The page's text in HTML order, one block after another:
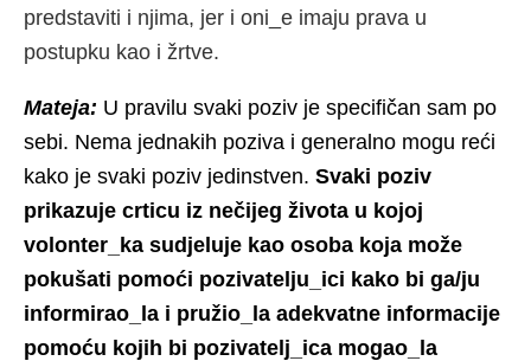
predstaviti i njima, jer i oni_e imaju prava u
postupku kao i žrtve.
Mateja: U pravilu svaki poziv je specifičan sam po
sebi. Nema jednakih poziva i generalno mogu reći
kako je svaki poziv jedinstven. Svaki poziv
prikazuje crticu iz nečijeg života u kojoj
volonter_ka sudjeluje kao osoba koja može
pokušati pomoći pozivatelju_ici kako bi ga/ju
informirao_la i pružio_la adekvatne informacije
pomoću kojih bi pozivatelj_ica mogao_la